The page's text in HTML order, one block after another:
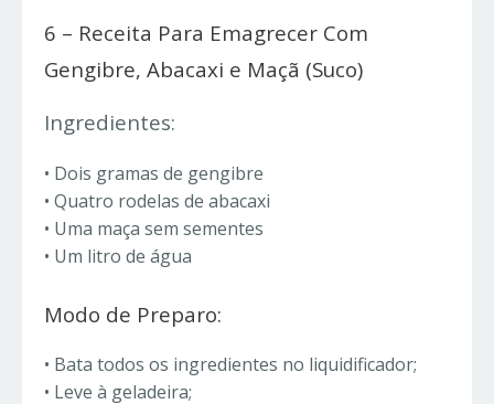
6 – Receita Para Emagrecer Com
Gengibre, Abacaxi e Maçã (Suco)
Ingredientes:
• Dois gramas de gengibre
• Quatro rodelas de abacaxi
• Uma maça sem sementes
• Um litro de água
Modo de Preparo:
• Bata todos os ingredientes no liquidificador;
• Leve à geladeira;